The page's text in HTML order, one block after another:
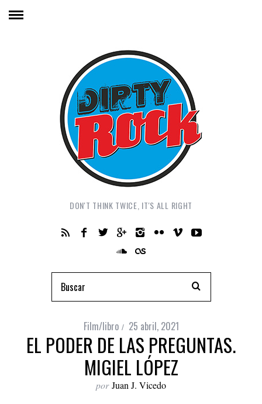
DON'T THINK TWICE, IT'S ALL RIGHT
Film/libro 25 abril, 2021
EL PODER DE LAS PREGUNTAS.
MIGIEL LÓPEZ
por Juan J. Vicedo